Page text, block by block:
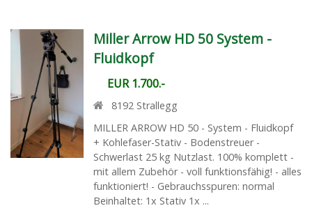
Miller Arrow HD 50 System -
Fluidkopf
EUR 1.700.-
8192 Strallegg
MILLER ARROW HD 50 - System - Fluidkopf
+ Kohlefaser-Stativ - Bodenstreuer -
Schwerlast 25 kg Nutzlast. 100% komplett -
mit allem Zubehör - voll funktionsfähig! - alles
funktioniert! - Gebrauchsspuren: normal
Beinhaltet: 1x Stativ 1x ...